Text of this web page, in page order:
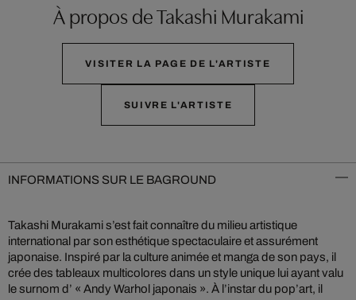
À propos de Takashi Murakami
VISITER LA PAGE DE L'ARTISTE
SUIVRE L'ARTISTE
INFORMATIONS SUR LE BAGROUND
Takashi Murakami s’est fait connaître du milieu artistique
international par son esthétique spectaculaire et assurément
japonaise. Inspiré par la culture animée et manga de son pays, il
crée des tableaux multicolores dans un style unique lui ayant valu
le surnom d’ « Andy Warhol japonais ». À l’instar du pop’art, il